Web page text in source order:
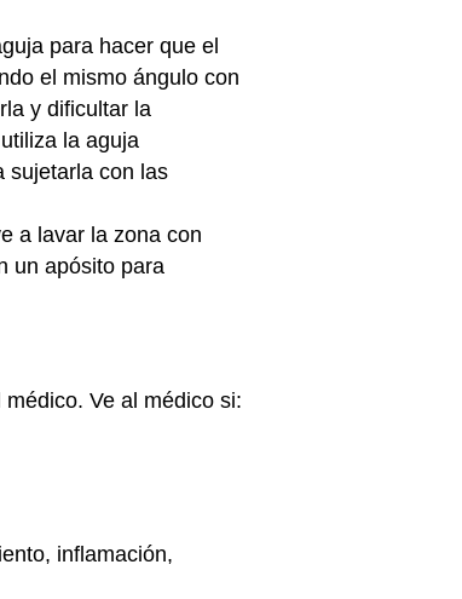
para hacer que el
el mismo ángulo con
y dificultar la
la aguja
sujetarla con las
a lavar la zona con
un apósito para
Ve al médico si:
inflamación,